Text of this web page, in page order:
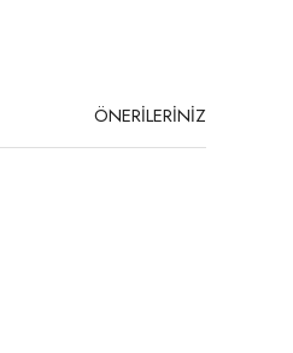
ÖNERİLERİNİZ